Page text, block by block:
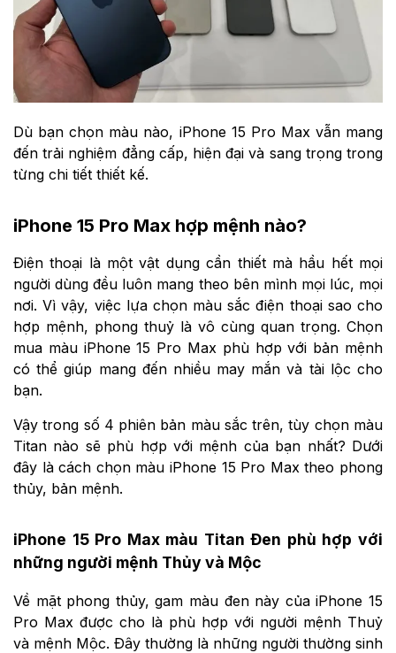
Dù bạn chọn màu nào, iPhone 15 Pro Max vẫn mang
đến trải nghiệm đẳng cấp, hiện đại và sang trọng trong
từng chi tiết thiết kế.
iPhone 15 Pro Max hợp mệnh nào?
Điện thoại là một vật dụng cần thiết mà hầu hết mọi
người dùng đều luôn mang theo bên mình mọi lúc, mọi
nơi. Vì vậy, việc lựa chọn màu sắc điện thoại sao cho
hợp mệnh, phong thuỷ là vô cùng quan trọng. Chọn
mua màu iPhone 15 Pro Max phù hợp với bản mệnh
có thể giúp mang đến nhiều may mắn và tài lộc cho
bạn.
Vậy trong số 4 phiên bản màu sắc trên, tùy chọn màu
Titan nào sẽ phù hợp với mệnh của bạn nhất? Dưới
đây là cách chọn màu iPhone 15 Pro Max theo phong
thủy, bản mệnh.
iPhone 15 Pro Max màu Titan Đen phù hợp với
những người mệnh Thủy và Mộc
Về mặt phong thủy, gam màu đen này của iPhone 15
Pro Max được cho là phù hợp với người mệnh Thuỷ
và mệnh Mộc. Đây thường là những người thường sinh